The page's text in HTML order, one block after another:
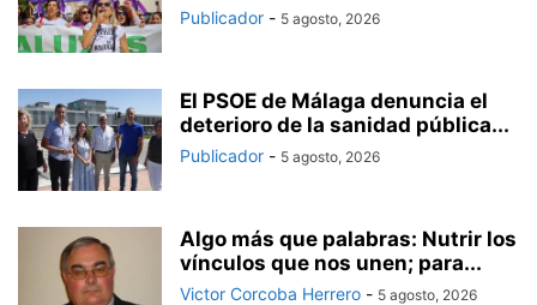
Publicador - 5 agosto, 2026
El PSOE de Málaga denuncia el
deterioro de la sanidad pública...
Publicador - 5 agosto, 2026
Algo más que palabras: Nutrir los
vínculos que nos unen; para...
Victor Corcoba Herrero - 5 agosto, 2026